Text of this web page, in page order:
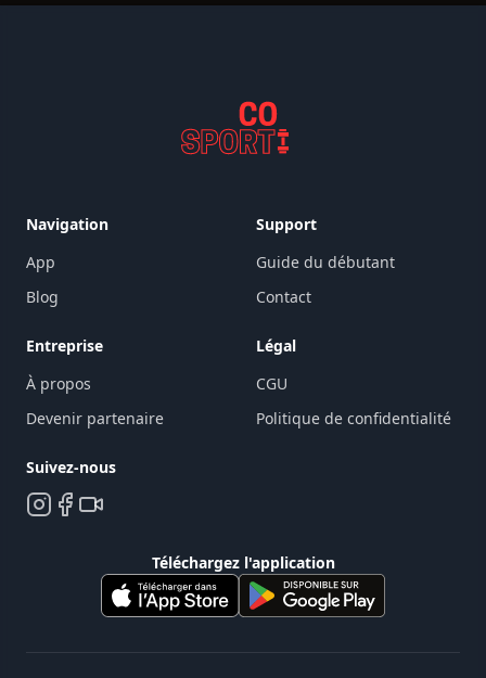
Navigation
App
Blog
Support
Guide du débutant
Contact
Entreprise
À propos
Devenir partenaire
Légal
CGU
Politique de confidentialité
Suivez-nous
Téléchargez l'application